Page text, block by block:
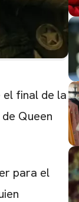
el final de la
Queen
para el